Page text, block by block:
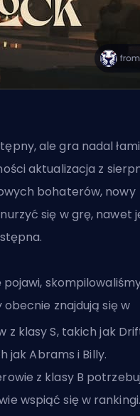
ale gra nadal
aktualizacja z
bohaterów, nowy
się w grę, nawet
pojawi,
znajdują się w
z klasy S, takich jak
jak Abrams i Billy.
z klasy B
wspiąć się w rankingi.